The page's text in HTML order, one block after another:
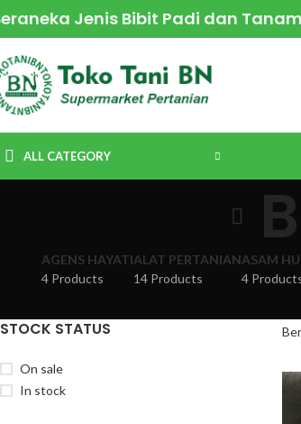
Jenis Bibit Padi dan
ALL CATEGORY
AGENS HAYATI
4 Products
ALAT PERTANIAN
14 Products
ASAM
4
STOCK STATUS
On sale
In stock